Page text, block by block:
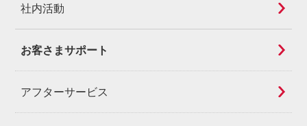
社内活動
お客さまサポート
アフターサービス